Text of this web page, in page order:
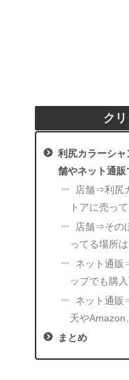
ク
利尻カラーシ
舗やネット通販
店舗⇒利尻
トアに売っ
店舗⇒その
ってる場所は
ネット通販
ップでも購
ネット通販
天やAmazon
まとめ